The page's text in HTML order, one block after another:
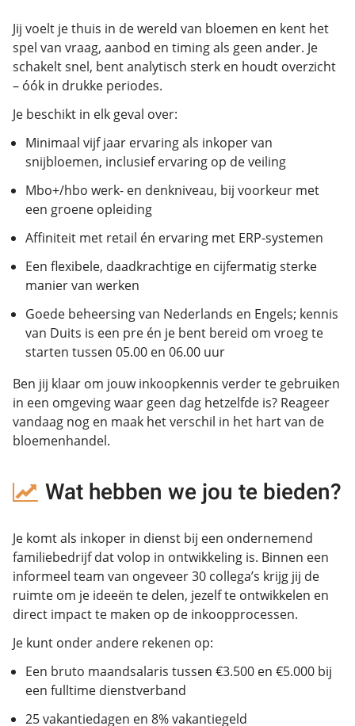
Jij voelt je thuis in de wereld van bloemen en kent het
spel van vraag, aanbod en timing als geen ander. Je
schakelt snel, bent analytisch sterk en houdt overzicht
– óók in drukke periodes.
Je beschikt in elk geval over:
Minimaal vijf jaar ervaring als inkoper van
snijbloemen, inclusief ervaring op de veiling
Mbo+/hbo werk- en denkniveau, bij voorkeur met
een groene opleiding
Affiniteit met retail én ervaring met ERP-systemen
Een flexibele, daadkrachtige en cijfermatig sterke
manier van werken
Goede beheersing van Nederlands en Engels; kennis
van Duits is een pre én je bent bereid om vroeg te
starten tussen 05.00 en 06.00 uur
Ben jij klaar om jouw inkoopkennis verder te gebruiken
in een omgeving waar geen dag hetzelfde is? Reageer
vandaag nog en maak het verschil in het hart van de
bloemenhandel.
Wat hebben we jou te bieden?
Je komt als inkoper in dienst bij een ondernemend
familiebedrijf dat volop in ontwikkeling is. Binnen een
informeel team van ongeveer 30 collega’s krijg jij de
ruimte om je ideeën te delen, jezelf te ontwikkelen en
direct impact te maken op de inkoopprocessen.
Je kunt onder andere rekenen op:
Een bruto maandsalaris tussen €3.500 en €5.000 bij
een fulltime dienstverband
25 vakantiedagen en 8% vakantiegeld